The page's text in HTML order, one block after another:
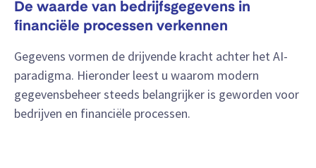
De waarde van bedrijfsgegevens in
financiële processen verkennen
Gegevens vormen de drijvende kracht achter het AI-
paradigma. Hieronder leest u waarom modern
gegevensbeheer steeds belangrijker is geworden voor
bedrijven en financiële processen.